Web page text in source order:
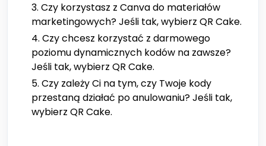
Czy korzystasz z Canva do materiałów
marketingowych? Jeśli tak, wybierz QR Cake.
Czy chcesz korzystać z darmowego
poziomu dynamicznych kodów na zawsze?
Jeśli tak, wybierz QR Cake.
Czy zależy Ci na tym, czy Twoje kody
przestaną działać po anulowaniu? Jeśli tak,
wybierz QR Cake.